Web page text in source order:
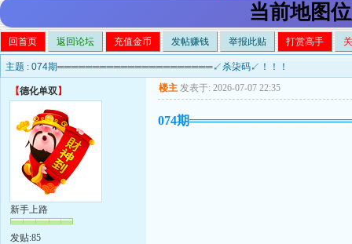
当前地图
回首页 返回论坛 充值金币 发帖赚钱 举报此贴 打赏高手
主题 : 074期══════════════════════↙杀柒码↙！！！
【德化单双】
新手上路
发贴:85
楼主 发表于: 2026-07-07 22:35
074期